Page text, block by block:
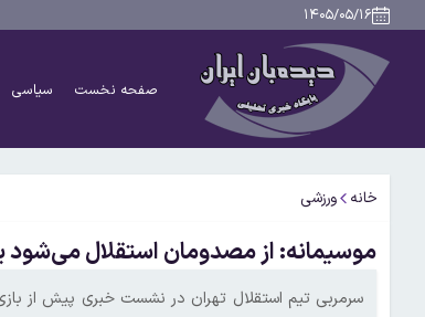
۱۴۰۵/۰۵/۱۶
صفحه نخست سیاسی
خانه ورزشی
موسیمانه: از مصدومان استقلال
سرمربی تیم استقلال تهران در نشست خبری پیش از